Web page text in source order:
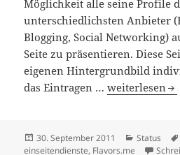
Möglichkeit alle seine Profile
unterschiedlichsten Anbieter
Blogging, Social Networking)
Seite zu präsentieren. Diese
eigenen Hintergrundbild
das Eintragen …Einseiten-
weiterlesen
Veröffentlicht
am
30. September 2011 Kategorien
Status
einseitendienste, Flavors.me